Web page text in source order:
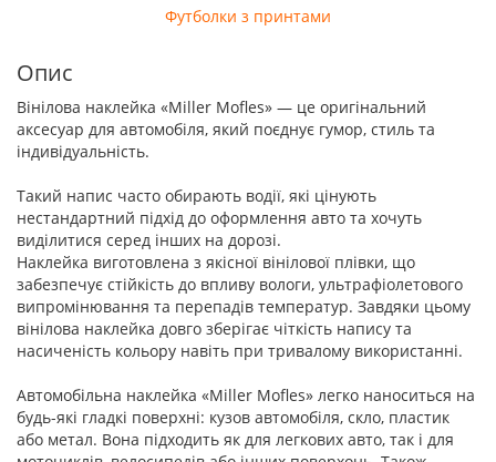
Футболки з принтами
Опис
Вінілова наклейка «Miller Mofles» — це оригінальний
аксесуар для автомобіля, який поєднує гумор, стиль та
індивідуальність.
Такий напис часто обирають водії, які цінують
нестандартний підхід до оформлення авто та хочуть
виділитися серед інших на дорозі.
Наклейка виготовлена з якісної вінілової плівки, що
забезпечує стійкість до впливу вологи, ультрафіолетового
випромінювання та перепадів температур. Завдяки цьому
вінілова наклейка довго зберігає чіткість напису та
насиченість кольору навіть при тривалому використанні.
Автомобільна наклейка «Miller Mofles» легко наноситься на
будь-які гладкі поверхні: кузов автомобіля, скло, пластик
або метал. Вона підходить як для легкових авто, так і для